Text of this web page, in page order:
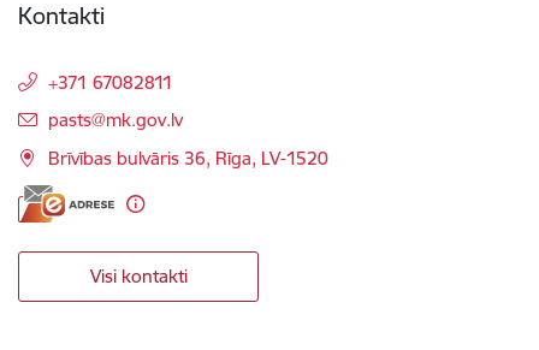
Kontakti
+371 67082811
E-pasts:
pasts@mk.gov.lv
Brīvības bulvāris 36, Rīga, LV-1520
Visi kontakti